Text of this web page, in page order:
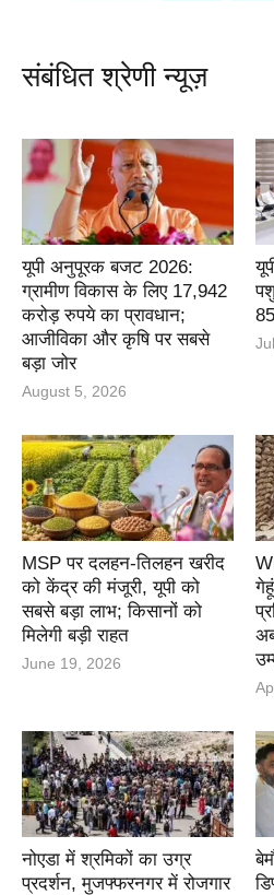
संबंधित श्रेणी न्यूज़
यूपी अनुपूरक बजट 2026:
ग्रामीण विकास के लिए 17,942
करोड़ रुपये का प्रावधान;
आजीविका और कृषि पर सबसे
बड़ा जोर
August 5, 2026
MSP पर दलहन-तिलहन खरीद
को केंद्र की मंजूरी, यूपी को
सबसे बड़ा लाभ; किसानों को
मिलेगी बड़ी राहत
June 19, 2026
नोएडा में श्रमिकों का उग्र
प्रदर्शन, मुजफ्फरनगर में रोजगार